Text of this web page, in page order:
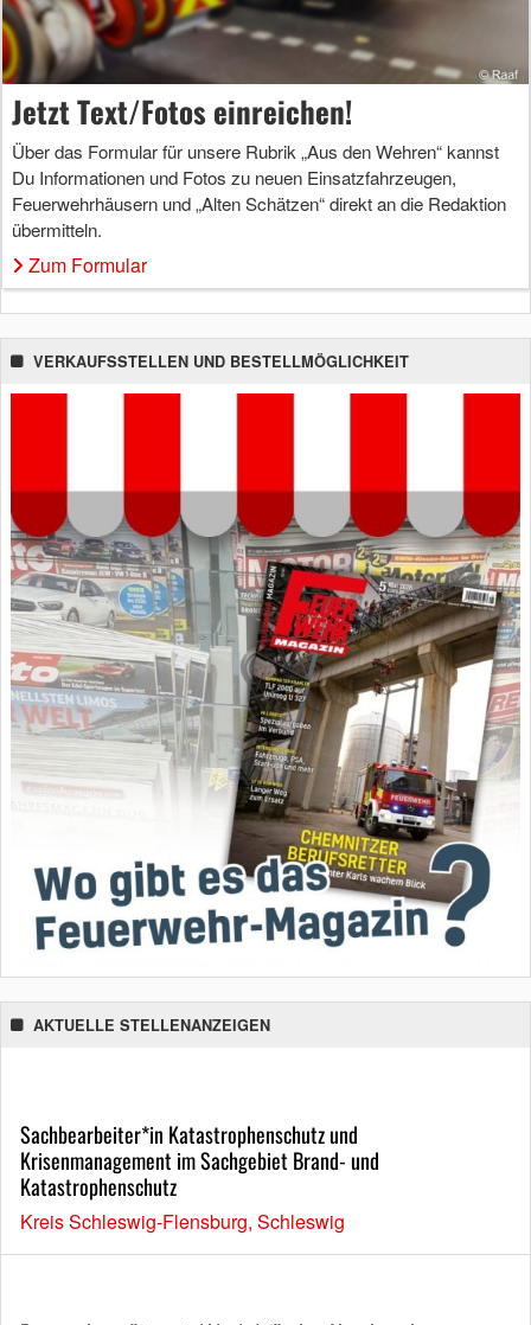
Jetzt Text/Fotos einreichen!
Über das Formular für unsere Rubrik „Aus den Wehren“ kannst
Du Informationen und Fotos zu neuen Einsatzfahrzeugen,
Feuerwehrhäusern und „Alten Schätzen“ direkt an die Redaktion
übermitteln.
Zum Formular
VERKAUFSSTELLEN UND BESTELLMÖGLICHKEIT
AKTUELLE STELLENANZEIGEN
Sachbearbeiter*in Katastrophenschutz und
Krisenmanagement im Sachgebiet Brand- und
Katastrophenschutz
Kreis Schleswig-Flensburg, Schleswig